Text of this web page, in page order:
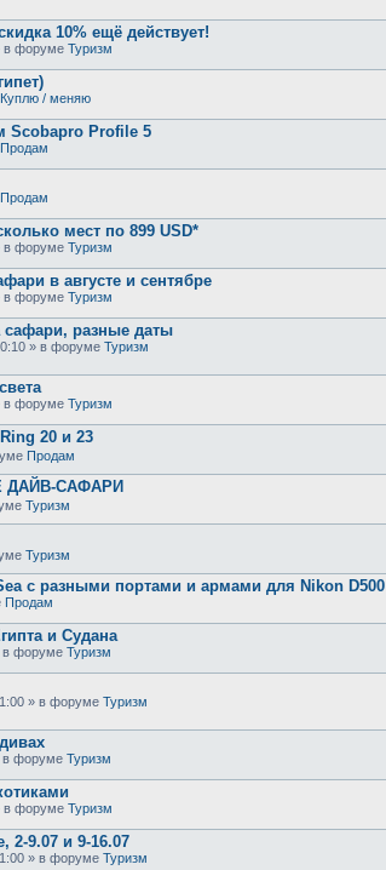
10% ещё действует!
в форуме Туризм
Куплю / меняю
Scobapro Profile 5
Продам
Продам
мест по 899 USD*
в форуме Туризм
в августе и сентябре
в форуме Туризм
сафари, разные даты
» в форуме Туризм
в форуме Туризм
20 и 23
Продам
ДАЙВ-САФАРИ
Туризм
Туризм
с разными портами и армами для Nikon D500
Продам
и Судана
в форуме Туризм
» в форуме Туризм
в форуме Туризм
в форуме Туризм
2-9.07 и 9-16.07
» в форуме Туризм